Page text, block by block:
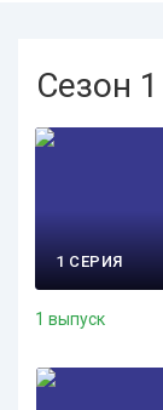
Сезон 1
1 СЕРИЯ
1 выпуск